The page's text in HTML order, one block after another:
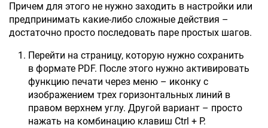
Причем для этого не нужно заходить в настройки или
предпринимать какие-либо сложные действия –
достаточно просто последовать паре простых шагов.
Перейти на страницу, которую нужно сохранить
в формате PDF. После этого нужно активировать
функцию печати через меню – иконку с
изображением трех горизонтальных линий в
правом верхнем углу. Другой вариант – просто
нажать на комбинацию клавиш Ctrl + P.